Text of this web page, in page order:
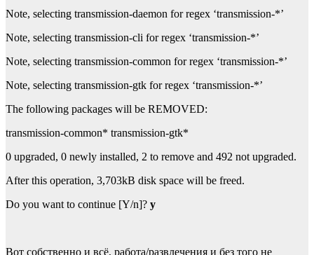
Note, selecting transmission-daemon for regex ‘transmission-*’
Note, selecting transmission-cli for regex ‘transmission-*’
Note, selecting transmission-common for regex ‘transmission-*’
Note, selecting transmission-gtk for regex ‘transmission-*’
The following packages will be REMOVED:
transmission-common* transmission-gtk*
0 upgraded, 0 newly installed, 2 to remove and 492 not upgraded.
After this operation, 3,703kB disk space will be freed.
Do you want to continue [Y/n]? y
Вот собственно и всё, работа/развлечения и без того не